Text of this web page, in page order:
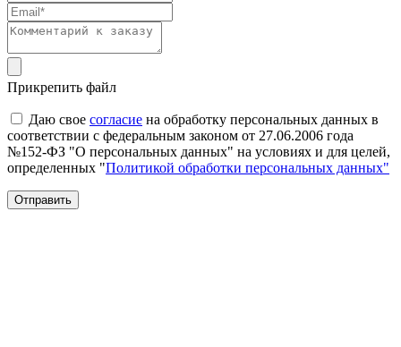
Прикрепить файл
Даю свое согласие на обработку персональных данных в
соответствии с федеральным законом от 27.06.2006 года
№152-ФЗ "О персональных данных" на условиях и для целей,
определенных "Политикой обработки персональных данных"
Отправить